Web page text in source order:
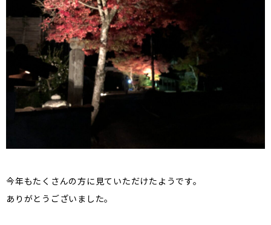
今年もたくさんの方に見ていただけたようです。
ありがとうございました。